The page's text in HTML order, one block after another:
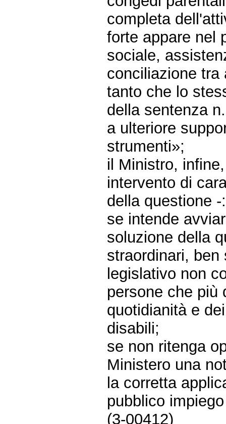
completa
forte appare nel
sociale,
conciliazione tra
tanto che lo
della sentenza
a ulteriore
strumenti»;
il Ministro,
intervento di
della questione -:
se intende
soluzione della
straordinari,
legislativo non
persone che più
quotidianità e
disabili;
se non ritenga
Ministero una
la corretta
pubblico
(3-00412)